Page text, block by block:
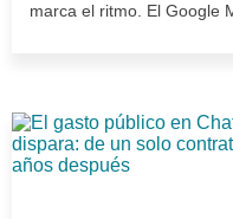
marca el ritmo. El Google